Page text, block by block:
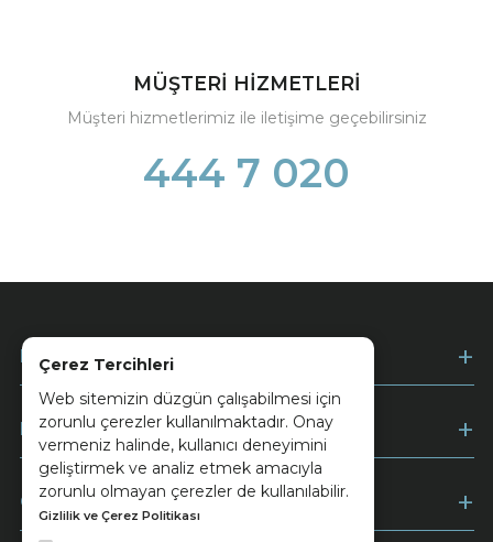
Çerez Tercihleri
Web sitemizin düzgün çalışabilmesi için
zorunlu çerezler kullanılmaktadır. Onay
vermeniz halinde, kullanıcı deneyimini
geliştirmek ve analiz etmek amacıyla
zorunlu olmayan çerezler de kullanılabilir.
Gizlilik ve Çerez Politikası
MÜŞTERİ HİZMETLERİ
Müşteri hizmetlerimiz ile iletişime geçebilirsiniz
444 7 020
Kurumsal
Müşteri Hizmetleri
Ödeme